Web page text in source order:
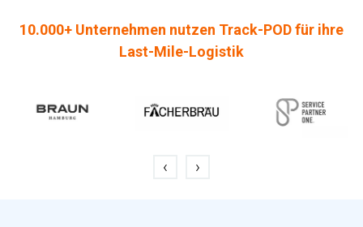
10.000+ Unternehmen nutzen Track-POD für ihre
Last-Mile-Logistik
‹ ›